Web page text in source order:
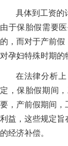
具体到工资的
由于保胎假需要
的，而对于产前假
对孕妇特殊时期的
在法律分析
定，保胎假期间
要，产前假期间，
利益，这些规定旨
的经济补偿。